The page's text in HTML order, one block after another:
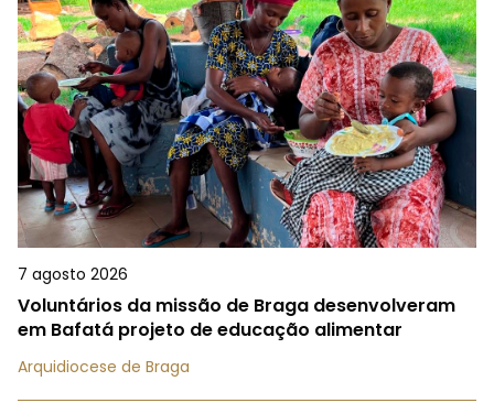
7 agosto 2026
Voluntários da missão de Braga desenvolveram
em Bafatá projeto de educação alimentar
Arquidiocese de Braga